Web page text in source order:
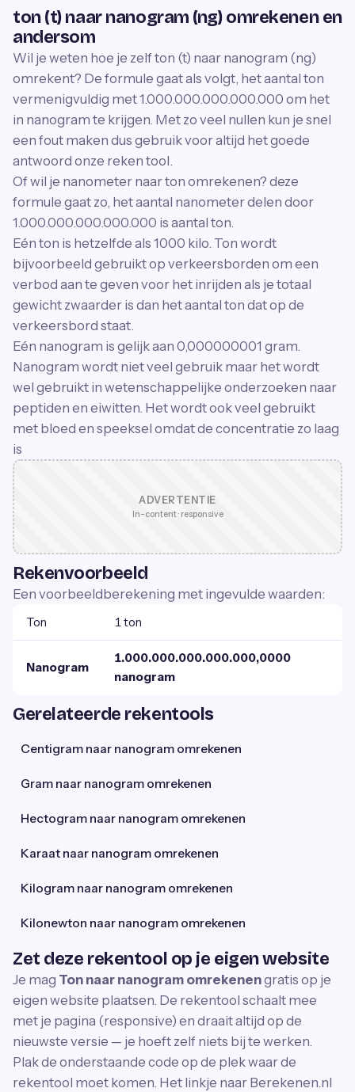
ton (t) naar nanogram (ng) omrekenen en
andersom
Wil je weten hoe je zelf ton (t) naar nanogram (ng)
omrekent? De formule gaat als volgt, het aantal ton
vermenigvuldig met 1.000.000.000.000.000 om het
in nanogram te krijgen. Met zo veel nullen kun je snel
een fout maken dus gebruik voor altijd het goede
antwoord onze reken tool.
Of wil je nanometer naar ton omrekenen? deze
formule gaat zo, het aantal nanometer delen door
1.000.000.000.000.000 is aantal ton.
Eén ton is hetzelfde als 1000 kilo. Ton wordt
bijvoorbeeld gebruikt op verkeersborden om een
verbod aan te geven voor het inrijden als je totaal
gewicht zwaarder is dan het aantal ton dat op de
verkeersbord staat.
Eén nanogram is gelijk aan 0,000000001 gram.
Nanogram wordt niet veel gebruik maar het wordt
wel gebruikt in wetenschappelijke onderzoeken naar
peptiden en eiwitten. Het wordt ook veel gebruikt
met bloed en speeksel omdat de concentratie zo laag
is
ADVERTENTIE
In-content · responsive
Rekenvoorbeeld
Een voorbeeldberekening met ingevulde waarden:
Ton 1 ton
Nanogram
1.000.000.000.000.000,0000
nanogram
Gerelateerde rekentools
Centigram naar nanogram omrekenen
Gram naar nanogram omrekenen
Hectogram naar nanogram omrekenen
Karaat naar nanogram omrekenen
Kilogram naar nanogram omrekenen
Kilonewton naar nanogram omrekenen
Zet deze rekentool op je eigen website
Je mag Ton naar nanogram omrekenengratis op je
eigen website plaatsen. De rekentool schaalt mee
met je pagina (responsive) en draait altijd op de
nieuwste versie — je hoeft zelf niets bij te werken.
Plak de onderstaande code op de plek waar de
rekentool moet komen. Het linkje naar Berekenen.nl